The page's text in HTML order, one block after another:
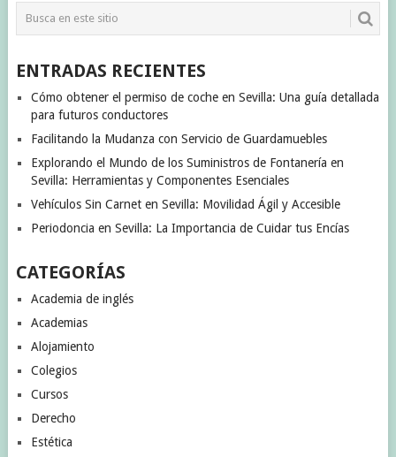
ENTRADAS RECIENTES
Cómo obtener el permiso de coche en Sevilla: Una guía detallada
para futuros conductores
Facilitando la Mudanza con Servicio de Guardamuebles
Explorando el Mundo de los Suministros de Fontanería en
Sevilla: Herramientas y Componentes Esenciales
Vehículos Sin Carnet en Sevilla: Movilidad Ágil y Accesible
Periodoncia en Sevilla: La Importancia de Cuidar tus Encías
CATEGORÍAS
Academia de inglés
Academias
Alojamiento
Colegios
Cursos
Derecho
Estética